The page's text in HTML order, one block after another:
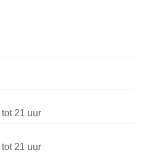
tot 21 uur
tot 21 uur